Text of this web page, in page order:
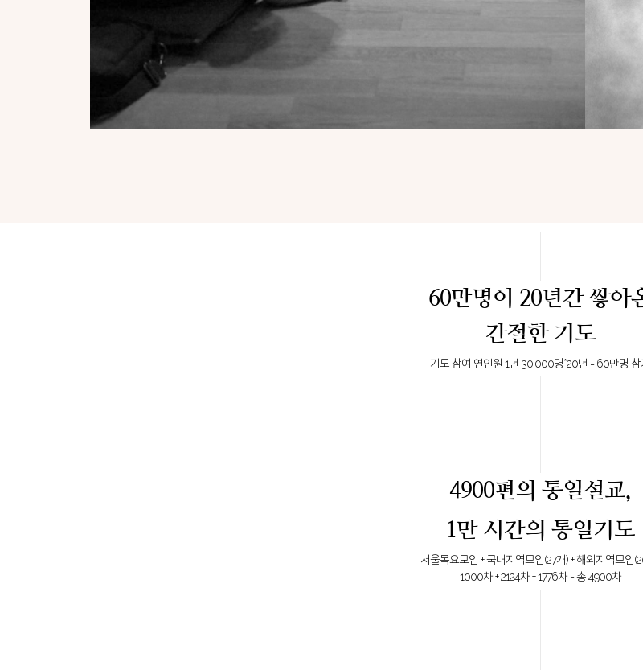
60만명이 20년간 쌓아
간절한 기도
기도 참여 연인원 1년 30,000명*20년 = 60만명 참
4900편의 통일설교,
1만 시간의 통일기도
서울목요모임 + 국내지역모임(27개) + 해외지역모임
1000차 + 2124차 + 1776차 = 총 4900차